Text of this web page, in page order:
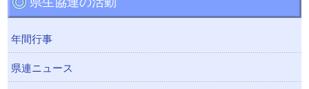
年間行事
県連ニュース